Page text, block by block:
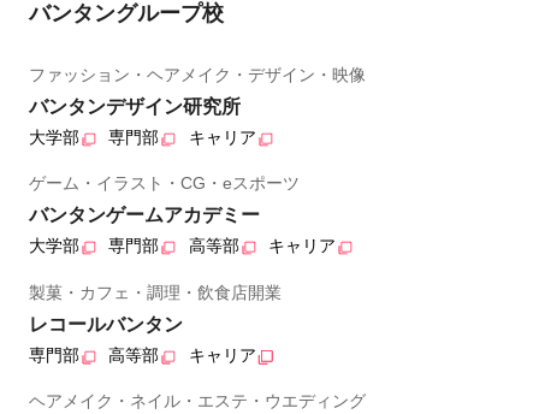
バンタングループ校
ファッション・ヘアメイク・デザイン・映像
バンタンデザイン研究所
大学部 専門部 キャリア
ゲーム・イラスト・CG・eスポーツ
バンタンゲームアカデミー
大学部 専門部 高等部 キャリア
製菓・カフェ・調理・飲食店開業
レコールバンタン
専門部 高等部 キャリア
ヘアメイク・ネイル・エステ・ウエディング